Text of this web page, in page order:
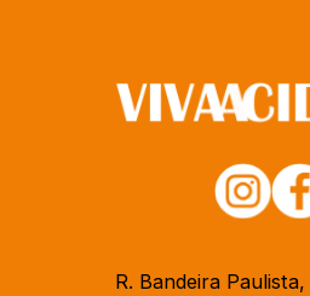
R. Bandeira